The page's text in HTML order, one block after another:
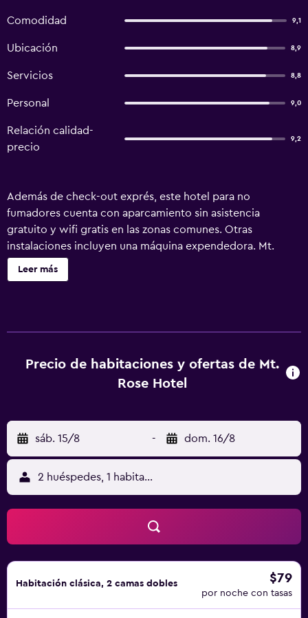
Comodidad 9,1
Ubicación 8,9
Servicios 8,8
Personal 9,0
Relación calidad-
precio
9,2
Además de check-out exprés, este hotel para no
fumadores cuenta con aparcamiento sin asistencia
gratuito y wifi gratis en las zonas comunes. Otras
instalaciones incluyen una máquina expendedora. Mt.
Rose Hotel ofrece 37 alojamientos con aire acondicionado
y caja fuerte. Se ofrece una televisión LCD con canales por
de limpieza todos los días.
Leer más
Precio de habitaciones y ofertas de Mt.
Rose Hotel
sáb. 15/8 - dom. 16/8
2 huéspedes, 1 habitación
Habitación clásica, 2 camas dobles $79
por noche con tasas